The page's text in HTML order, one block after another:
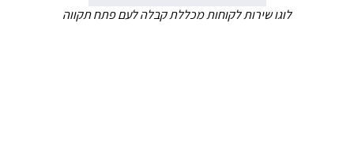
לוגו שירות לקוחות מכללת קבלה לעם פתח תקווה